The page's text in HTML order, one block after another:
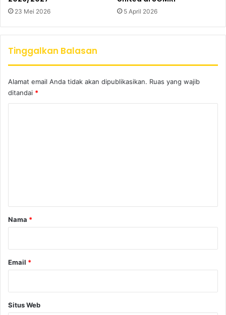
23 Mei 2026 5 April 2026
Tinggalkan Balasan
Alamat email Anda tidak akan dipublikasikan. Ruas yang wajib
ditandai *
rNama *
Email *
Situs Web